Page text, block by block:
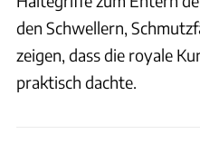
den Schwellern,
zeigen, dass die royale
praktisch dachte.